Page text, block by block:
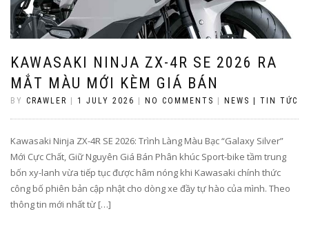
KAWASAKI NINJA ZX-4R SE 2026 RA
MẮT MÀU MỚI KÈM GIÁ BÁN
BY CRAWLER 1 JULY 2026 NO COMMENTS NEWS | TIN TỨC
Kawasaki Ninja ZX-4R SE 2026: Trình Làng Màu Bạc “Galaxy Silver”
Mới Cực Chất, Giữ Nguyên Giá Bán Phân khúc Sport-bike tầm trung
bốn xy-lanh vừa tiếp tục được hâm nóng khi Kawasaki chính thức
công bố phiên bản cập nhật cho dòng xe đầy tự hào của mình. Theo
thông tin mới nhất từ […]